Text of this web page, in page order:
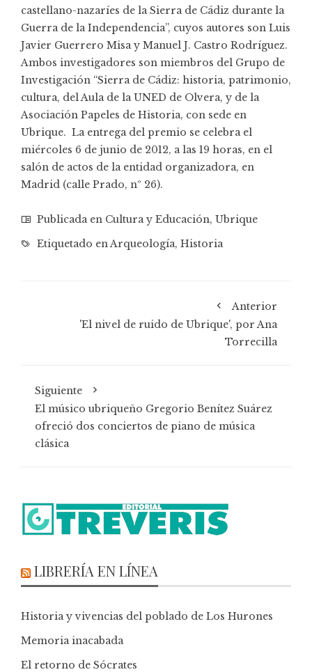
castellano-nazaríes de la Sierra de Cádiz durante la
Guerra de la Independencia”, cuyos autores son Luis
Javier Guerrero Misa y Manuel J. Castro Rodríguez.
Ambos investigadores son miembros del Grupo de
Investigación “Sierra de Cádiz: historia, patrimonio,
cultura, del Aula de la UNED de Olvera, y de la
Asociación Papeles de Historia, con sede en
Ubrique. La entrega del premio se celebra el
miércoles 6 de junio de 2012, a las 19 horas, en el
salón de actos de la entidad organizadora, en
Madrid (calle Prado, nº 26).
Publicada en Cultura y Educación, Ubrique
Etiquetado enArqueología, Historia
Anterior
'El nivel de ruido de Ubrique', por Ana
Torrecilla
Siguiente
El músico ubriqueño Gregorio Benítez Suárez
ofreció dos conciertos de piano de música
clásica
LIBRERÍA EN LÍNEA
Historia y vivencias del poblado de Los Hurones
Memoria inacabada
El retorno de Sócrates